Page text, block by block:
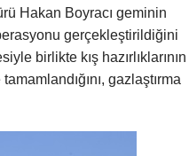
Hakan Boyracı geminin
gerçekleştirildiğini
birlikte kış hazırlıklarının
gazlaştırma